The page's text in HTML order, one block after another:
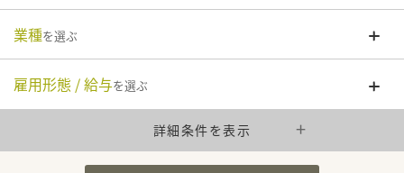
業種を選ぶ
雇用形態 / 給与を選ぶ
詳細条件を表示